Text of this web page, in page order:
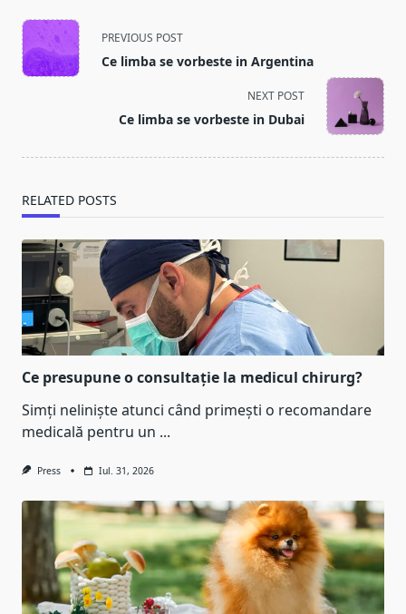
<span
class="nav-
subtitle
PREVIOUS POST
Ce limba se vorbeste in Argentina
NEXT POST
Ce limba se vorbeste in Dubai
RELATED POSTS
Ce presupune o consultație la medicul chirurg?
Simți neliniște atunci când primești o recomandare
medicală pentru un ...
Press Iul. 31, 2026